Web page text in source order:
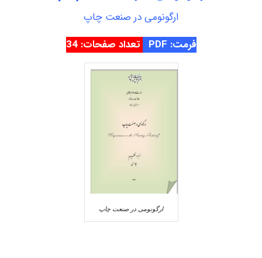
ارگونومی در صنعت چاپ
فرمت: PDF
تعداد صفحات: 34
ارگونومی در صنعت چاپ